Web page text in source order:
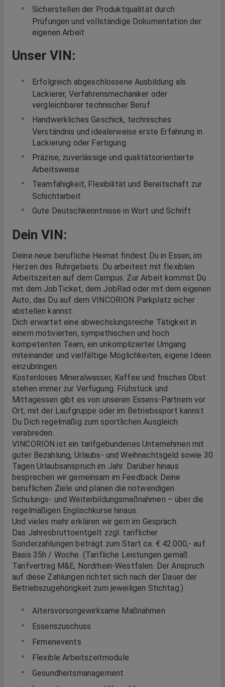
Sicherstellen der Produktqualität durch
Prüfungen und vollständige Dokumentation der
eigenen Arbeit
Unser VIN:
Erfolgreich abgeschlossene Ausbildung als
Lackierer, Verfahrensmechaniker oder
vergleichbarer technischer Beruf
Handwerkliches Geschick, technisches
Verständnis und idealerweise erste Erfahrung in
Lackierung oder Fertigung
Präzise, zuverlässige und qualitätsorientierte
Arbeitsweise
Teamfähigkeit, Flexibilität und Bereitschaft zur
Schichtarbeit
Gute Deutschkenntnisse in Wort und Schrift
Dein VIN:
Deine neue berufliche Heimat findest Du in Essen, im
Herzen des Ruhrgebiets. Du arbeitest mit flexiblen
Arbeitszeiten auf dem Campus. Zur Arbeit kommst Du
mit dem JobTicket, dem JobRad oder mit dem eigenen
Auto, das Du auf dem VINCORION Parkplatz sicher
abstellen kannst.
Dich erwartet eine abwechslungsreiche Tätigkeit in
einem motivierten, sympathischen und hoch
kompetenten Team, ein unkomplizierter Umgang
miteinander und vielfältige Möglichkeiten, eigene Ideen
einzubringen.
Kostenloses Mineralwasser, Kaffee und frisches Obst
stehen immer zur Verfügung. Frühstück und
Mittagessen gibt es von unseren Essens-Partnern vor
Ort, mit der Laufgruppe oder im Betriebssport kannst
Du Dich regelmäßig zum sportlichen Ausgleich
verabreden.
VINCORION ist ein tarifgebundenes Unternehmen mit
guter Bezahlung, Urlaubs- und Weihnachtsgeld sowie 30
Tagen Urlaubsanspruch im Jahr. Darüber hinaus
besprechen wir gemeinsam im Feedback Deine
beruflichen Ziele und planen die notwendigen
Schulungs- und Weiterbildungsmaßnahmen – über die
regelmäßigen Englischkurse hinaus.
Und vieles mehr erklären wir gern im Gespräch.
Das Jahresbruttoentgelt zzgl. tariflicher
Sonderzahlungen beträgt zum Start ca. € 42.000,- auf
Basis 35h / Woche. (Tarifliche Leistungen gemäß
Tarifvertrag M&E, Nordrhein-Westfalen. Der Anspruch
auf diese Zahlungen richtet sich nach der Dauer der
Betriebszugehörigkeit zum jeweiligen Stichtag.)
Altersvorsorgewirksame Maßnahmen
Essenszuschuss
Firmenevents
Flexible Arbeitszeitmodule
Gesundheitsmanagement